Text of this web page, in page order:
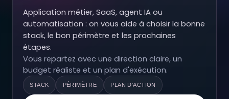
Application métier, SaaS, agent IA ou
automatisation : on vous aide à choisir la bonne
stack, le bon périmètre et les prochaines
étapes.
Vous repartez avec une direction claire, un
budget réaliste et un plan d'exécution.
STACK PÉRIMÈTRE PLAN D'ACTION